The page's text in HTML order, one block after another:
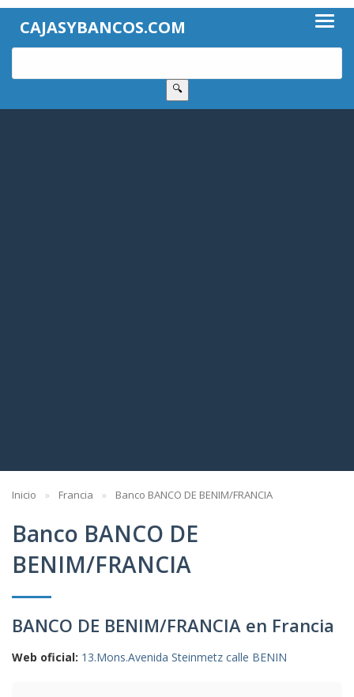
CAJASYBANCOS.COM
🔍
Inicio Francia Banco BANCO DE BENIM/FRANCIA
Banco BANCO DE
BENIM/FRANCIA
BANCO DE BENIM/FRANCIA en Francia
Web oficial: 13.Mons.Avenida Steinmetz calle BENIN